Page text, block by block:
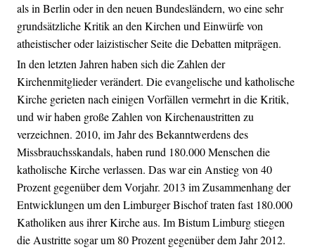
als in Berlin oder in den neuen Bundesländern, wo eine sehr
grundsätzliche Kritik an den Kirchen und Einwürfe von
atheistischer oder laizistischer Seite die Debatten mitprägen.
In den letzten Jahren haben sich die Zahlen der
Kirchenmitglieder verändert. Die evangelische und katholische
Kirche gerieten nach einigen Vorfällen vermehrt in die Kritik,
und wir haben große Zahlen von Kirchenaustritten zu
verzeichnen. 2010, im Jahr des Bekanntwerdens des
Missbrauchsskandals, haben rund 180.000 Menschen die
katholische Kirche verlassen. Das war ein Anstieg von 40
Prozent gegenüber dem Vorjahr. 2013 im Zusammenhang der
Entwicklungen um den Limburger Bischof traten fast 180.000
Katholiken aus ihrer Kirche aus. Im Bistum Limburg stiegen
die Austritte sogar um 80 Prozent gegenüber dem Jahr 2012.